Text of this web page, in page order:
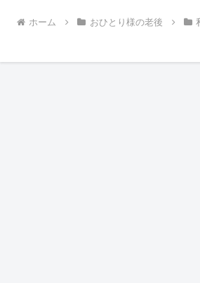
ホーム おひとり様の老後